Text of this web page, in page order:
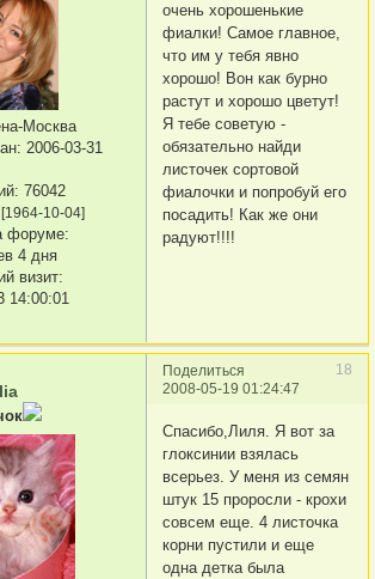
Москва
: 2006-03-31
76042
[1964-10-04]
форуме:
4 дня
визит:
14:00:01
очень хорошенькие
фиалки! Самое главное,
что им у тебя явно
хорошо! Вон как бурно
растут и хорошо цветут!
Я тебе советую -
обязательно найди
листочек сортовой
фиалочки и попробуй его
посадить! Как же они
радуют!!!!
Поделиться
18
2008-05-19 01:24:47
Cпасибо,Лиля. Я вот за
глоксинии взялась
всерьез. У меня из семян
штук 15 проросли - крохи
совсем еще. 4 листочка
корни пустили и еще
одна детка была